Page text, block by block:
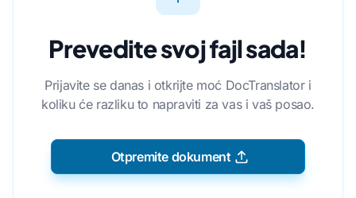
Prevedite svoj fajl sada!
Prijavite se danas i otkrijte moć DocTranslator i
koliku će razliku to napraviti za vas i vaš posao.
Otpremite dokument